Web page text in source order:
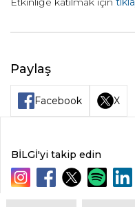
Paylaş
Facebook X
BİLGİ'yi takip edin